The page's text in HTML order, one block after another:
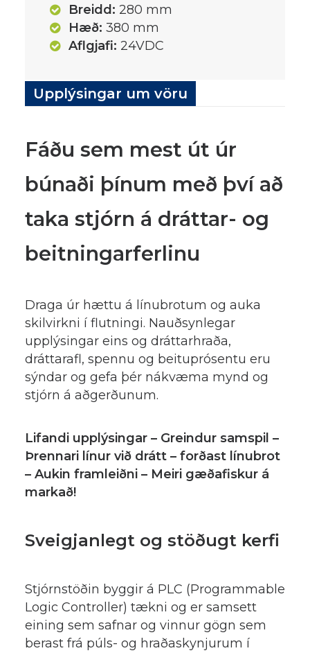
Breidd: 280 mm
Hæð: 380 mm
Aflgjafi: 24VDC
Upplýsingar um vöru
Fáðu sem mest út úr
búnaði þínum með því að
taka stjórn á dráttar- og
beitningarferlinu
Draga úr hættu á línubrotum og auka
skilvirkni í flutningi. Nauðsynlegar
upplýsingar eins og dráttarhraða,
dráttarafl, spennu og beituprósentu eru
sýndar og gefa þér nákvæma mynd og
stjórn á aðgerðunum.
Lifandi upplýsingar – Greindur samspil –
Þrennari línur við drátt – forðast línubrot
– Aukin framleiðni – Meiri gæðafiskur á
markað!
Sveigjanlegt og stöðugt kerfi
Stjórnstöðin byggir á PLC (Programmable
Logic Controller) tækni og er samsett
eining sem safnar og vinnur gögn sem
berast frá púls- og hraðaskynjurum í